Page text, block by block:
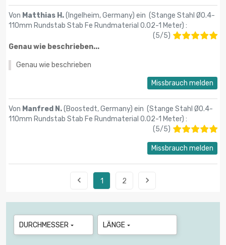
Von Matthias H.(Ingelheim, Germany) ein (Stange Stahl Ø0.4-
110mm Rundstab Stab Fe Rundmaterial 0.02-1 Meter) :
(5/5)
Genau wie beschrieben...
Genau wie beschrieben
Missbrauch melden
Von Manfred N.(Boostedt, Germany) ein (Stange Stahl Ø0.4-
110mm Rundstab Stab Fe Rundmaterial 0.02-1 Meter) :
(5/5)
Missbrauch melden
 1 2 
DURCHMESSER  LÄNGE 